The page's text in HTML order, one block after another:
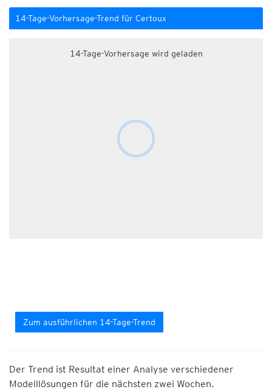
14-Tage-Vorhersage-Trend für Certoux
14-Tage-Vorhersage wird geladen
Zum ausführlichen 14-Tage-Trend
Der Trend ist Resultat einer Analyse verschiedener
Modelllösungen für die nächsten zwei Wochen.